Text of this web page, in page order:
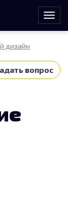
дизайн
вопрос